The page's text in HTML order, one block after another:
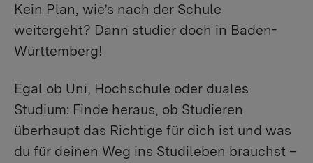
Kein Plan, wie’s nach der Schule
weitergeht? Dann studier doch in Baden-
Württemberg!
Egal ob Uni, Hochschule oder duales
Studium: Finde heraus, ob Studieren
überhaupt das Richtige für dich ist und was
du für deinen Weg ins Studileben brauchst –